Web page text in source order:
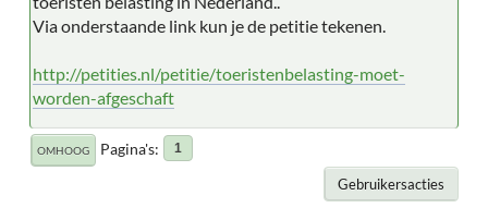
Via onderstaande link kun je de petitie tekenen.
http://petities.nl/petitie/toeristenbelasting-moet-
worden-afgeschaft
OMHOOG Pagina's 1
Gebruikersacties